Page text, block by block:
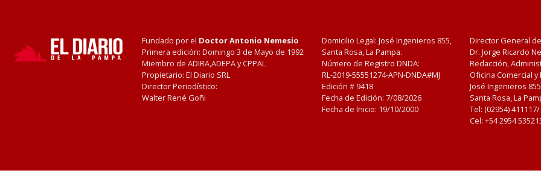
Fundado por el Doctor Antonio Nemesio
Primera edición: Domingo 3 de Mayo de 1992
Miembro de ADIRA,ADEPA y CPPAL
Propietario: El Diario SRL
Director Periodístico:
Walter René Goñi
Domicilio Legal: José Ingenieros 855,
Santa Rosa, La Pampa.
Número de Registro DNDA:
RL-2019-55551274-APN-DNDA#MJ
Edición # 9418
Fecha de Edición: 7/08/2026
Fecha de Inicio: 19/10/2000
Director General
Dr. Jorge Ricardo
Redacción,
Oficina Comercial
José Ingenieros
Santa Rosa, La
Tel: (02954)
Cel: +54 2954